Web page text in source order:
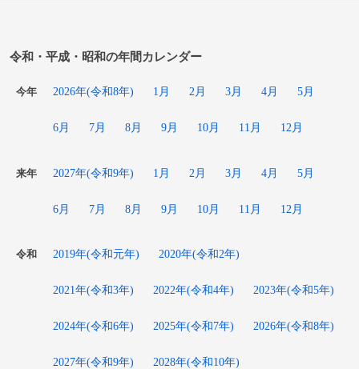
1966年 柴田啓、ベンチャーリパブリック創業者
1966年 永田豊志、作家
1966年 南翔子、歌手
笠原浩夫、俳優
1967年 ねこぢる、漫画家（+ 1998年）
1967年 ハビエル・カマラ、俳優
令和・平成・昭和の年間カレンダー
今年 2026年(令和8年) 1月 2月 3月 4月 5月
6月 7月 8月 9月 10月 11月 12月
来年 2027年(令和9年) 1月 2月 3月 4月 5月
6月 7月 8月 9月 10月 11月 12月
令和 2019年(令和元年) 2020年(令和2年)
2021年(令和3年) 2022年(令和4年) 2023年(令和5年)
2024年(令和6年) 2025年(令和7年) 2026年(令和8年)
2027年(令和9年) 2028年(令和10年)